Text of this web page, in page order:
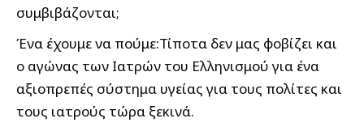
συμβιβάζονται;
Ένα έχουμε να πούμε:Τίποτα δεν μας φοβίζει και
ο αγώνας των Ιατρών του Ελληνισμού για ένα
αξιοπρεπές σύστημα υγείας για τους πολίτες και
τους ιατρούς τώρα ξεκινά.